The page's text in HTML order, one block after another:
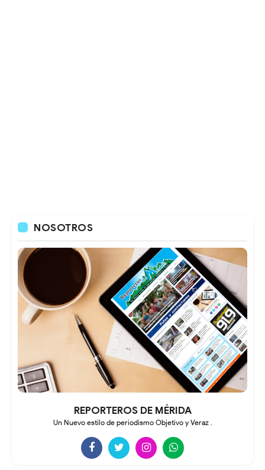
NOSOTROS
REPORTEROS DE MÉRIDA
Un Nuevo estilo de periodismo Objetivo y Veraz .